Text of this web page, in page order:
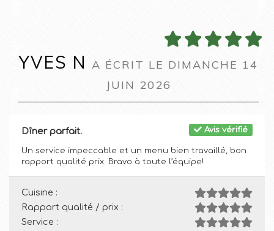
YVES N A ÉCRIT LE DIMANCHE 14
JUIN 2026
Avis vérifié
Dîner parfait.
Un service impeccable et un menu bien travaillé, bon
rapport qualité prix. Bravo à toute l’équipe!
Cuisine :
Rapport qualité / prix :
Service :